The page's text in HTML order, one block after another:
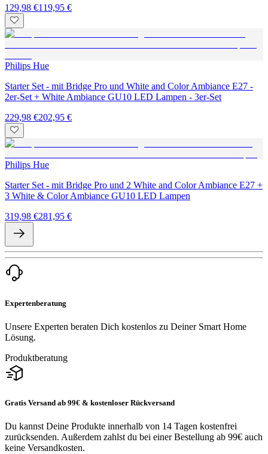
129,98 €119,95 €
Philips Hue
Starter Set - mit Bridge Pro und White and Color Ambiance E27 -
2er-Set + White Ambiance GU10 LED Lampen - 3er-Set
229,98 €202,95 €
Philips Hue
Starter Set - mit Bridge Pro und 2 White and Color Ambiance E27 +
3 White & Color Ambiance GU10 LED Lampen
319,98 €281,95 €
Expertenberatung
Unsere Experten beraten Dich kostenlos zu Deiner Smart Home
Lösung.
Produktberatung
Gratis Versand ab 99€ & kostenloser Rückversand
Du kannst Deine Produkte innerhalb von 14 Tagen kostenfrei
zurücksenden. Außerdem zahlst du bei einer Bestellung ab 99€ auch
keine Versandkosten.